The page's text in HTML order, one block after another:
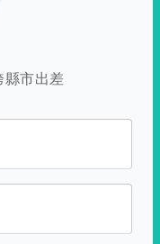
縣市出差